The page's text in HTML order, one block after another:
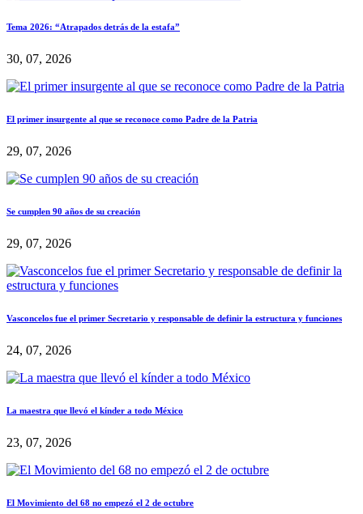
Tema 2026: “Atrapados detrás de la estafa”
30, 07, 2026
El primer insurgente al que se reconoce como Padre de la Patria
29, 07, 2026
Se cumplen 90 años de su creación
29, 07, 2026
Vasconcelos fue el primer Secretario y responsable de definir la estructura y funciones
24, 07, 2026
La maestra que llevó el kínder a todo México
23, 07, 2026
El Movimiento del 68 no empezó el 2 de octubre